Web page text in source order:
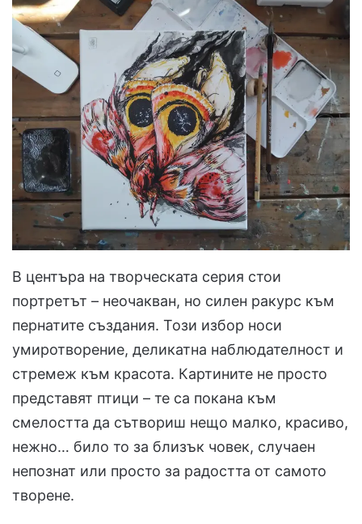
В центъра на творческата серия стои
портретът – неочакван, но силен ракурс към
пернатите създания. Този избор носи
умиротворение, деликатна наблюдателност и
стремеж към красота. Картините не просто
представят птици – те са покана към
смелостта да сътвориш нещо малко, красиво,
нежно… било то за близък човек, случаен
непознат или просто за радостта от самото
творене.